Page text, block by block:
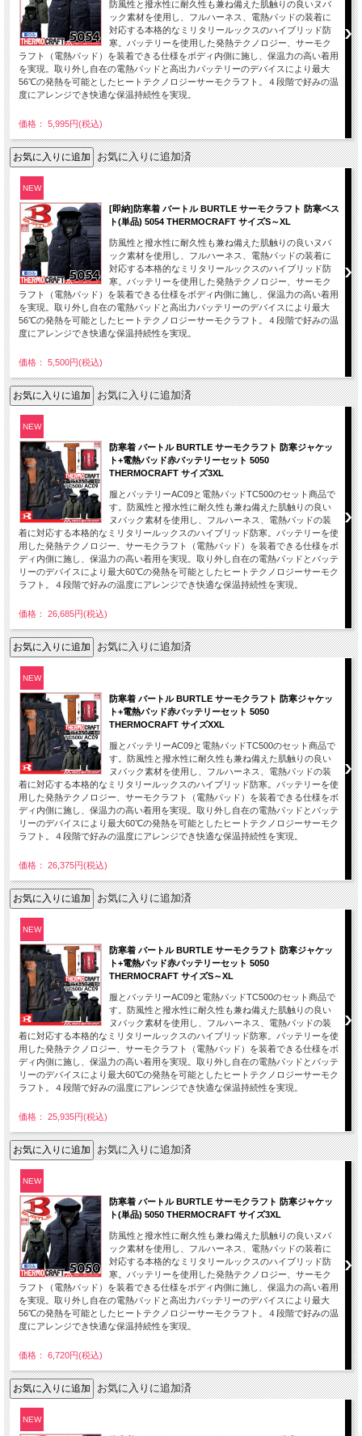
防風性と撥水性に耐久性も兼ね備えた肌触りの良いヌバ
ック素材を使用し、フルハーネス、電熱パッドの装着に
対応する本格的なミリタリールックスのハイブリッド防
寒。バッテリーを使用した発熱テクノロジー、サーモク
ラフト（電熱パッド）を装着できる仕様をボディ内側に施し、保温力の高い着用
を実現。取り外し自在の電熱パッドと高出力バッテリーのデバイスにより最大
56℃の発熱を可能としたヒートテクノロジーサーモクラフト。４段階で好みの温
度にアレンジでき快適な保温持続性を実現。
価格： 5,995円(税込)
お気に入りに追加済
NEW
[即納]防寒着 バートル BURTLE サーモクラフト 防寒ベス
ト(単品) 5054 THERMOCRAFT サイズS～XL
防風性と撥水性に耐久性も兼ね備えた肌触りの良いヌバ
ック素材を使用し、フルハーネス、電熱パッドの装着に
対応する本格的なミリタリールックスのハイブリッド防
寒。バッテリーを使用した発熱テクノロジー、サーモク
ラフト（電熱パッド）を装着できる仕様をボディ内側に施し、保温力の高い着用
を実現。取り外し自在の電熱パッドと高出力バッテリーのデバイスにより最大
56℃の発熱を可能としたヒートテクノロジーサーモクラフト。４段階で好みの温
度にアレンジでき快適な保温持続性を実現。
価格： 5,500円(税込)
お気に入りに追加済
NEW
防寒着 バートル BURTLE サーモクラフト 防寒ジャケッ
ト+電熱パッド赤バッテリーセット 5050
THERMOCRAFT サイズ3XL
服とバッテリーAC09と電熱パッドTC500のセット商品で
す。防風性と撥水性に耐久性も兼ね備えた肌触りの良い
ヌバック素材を使用し、フルハーネス、電熱パッドの装
着に対応する本格的なミリタリールックスのハイブリッド防寒。バッテリーを使
用した発熱テクノロジー、サーモクラフト（電熱パッド）を装着できる仕様をボ
ディ内側に施し、保温力の高い着用を実現。取り外し自在の電熱パッドとバッテ
リーのデバイスにより最大60℃の発熱を可能としたヒートテクノロジーサーモク
ラフト。４段階で好みの温度にアレンジでき快適な保温持続性を実現。
価格： 26,685円(税込)
お気に入りに追加済
NEW
防寒着 バートル BURTLE サーモクラフト 防寒ジャケッ
ト+電熱パッド赤バッテリーセット 5050
THERMOCRAFT サイズXXL
服とバッテリーAC09と電熱パッドTC500のセット商品で
す。防風性と撥水性に耐久性も兼ね備えた肌触りの良い
ヌバック素材を使用し、フルハーネス、電熱パッドの装
着に対応する本格的なミリタリールックスのハイブリッド防寒。バッテリーを使
用した発熱テクノロジー、サーモクラフト（電熱パッド）を装着できる仕様をボ
ディ内側に施し、保温力の高い着用を実現。取り外し自在の電熱パッドとバッテ
リーのデバイスにより最大60℃の発熱を可能としたヒートテクノロジーサーモク
ラフト。４段階で好みの温度にアレンジでき快適な保温持続性を実現。
価格： 26,375円(税込)
お気に入りに追加済
NEW
防寒着 バートル BURTLE サーモクラフト 防寒ジャケッ
ト+電熱パッド赤バッテリーセット 5050
THERMOCRAFT サイズS～XL
服とバッテリーAC09と電熱パッドTC500のセット商品で
す。防風性と撥水性に耐久性も兼ね備えた肌触りの良い
ヌバック素材を使用し、フルハーネス、電熱パッドの装
着に対応する本格的なミリタリールックスのハイブリッド防寒。バッテリーを使
用した発熱テクノロジー、サーモクラフト（電熱パッド）を装着できる仕様をボ
ディ内側に施し、保温力の高い着用を実現。取り外し自在の電熱パッドとバッテ
リーのデバイスにより最大60℃の発熱を可能としたヒートテクノロジーサーモク
ラフト。４段階で好みの温度にアレンジでき快適な保温持続性を実現。
価格： 25,935円(税込)
お気に入りに追加済
NEW
防寒着 バートル BURTLE サーモクラフト 防寒ジャケッ
ト(単品) 5050 THERMOCRAFT サイズ3XL
防風性と撥水性に耐久性も兼ね備えた肌触りの良いヌバ
ック素材を使用し、フルハーネス、電熱パッドの装着に
対応する本格的なミリタリールックスのハイブリッド防
寒。バッテリーを使用した発熱テクノロジー、サーモク
ラフト（電熱パッド）を装着できる仕様をボディ内側に施し、保温力の高い着用
を実現。取り外し自在の電熱パッドと高出力バッテリーのデバイスにより最大
56℃の発熱を可能としたヒートテクノロジーサーモクラフト。４段階で好みの温
度にアレンジでき快適な保温持続性を実現。
価格： 6,720円(税込)
お気に入りに追加済
NEW